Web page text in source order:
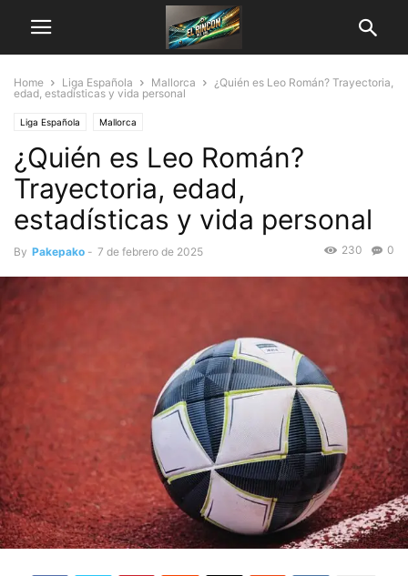
Home Liga Española Mallorca
¿Quién es Leo Román? Trayectoria,
edad, estadísticas y vida personal
Liga Española Mallorca
¿Quién es Leo Román?
Trayectoria, edad,
estadísticas y vida personal
By Pakepako - 7 de febrero de 2025 0
230